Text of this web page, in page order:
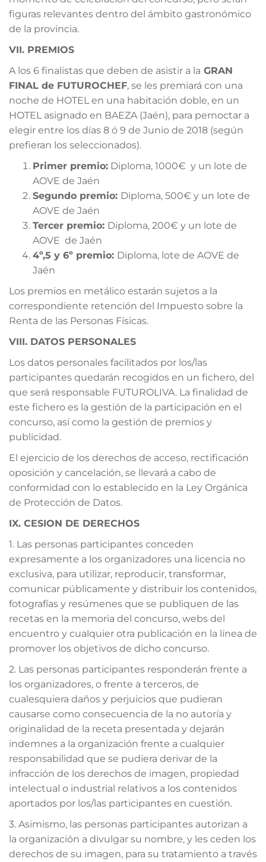
figuras relevantes dentro del ámbito gastronómico
de la provincia.
VII. PREMIOS
A los 6 finalistas que deben de asistir a la GRAN
FINAL de FUTUROCHEF, se les premiará con una
noche de HOTEL en una habitación doble, en un
HOTEL asignado en BAEZA (Jaén), para pernoctar a
elegir entre los días 8 ó 9 de Junio de 2018 (según
prefieran los seleccionados).
Primer premio: Diploma, 1000€ y un lote de
AOVE de Jaén
Segundo premio: Diploma, 500€ y un lote de
AOVE de Jaén
Tercer premio: Diploma, 200€ y un lote de
AOVE de Jaén
4º,5 y 6º premio: Diploma, lote de AOVE de
Jaén
Los premios en metálico estarán sujetos a la
correspondiente retención del Impuesto sobre la
Renta de las Personas Físicas.
VIII. DATOS PERSONALES
Los datos personales facilitados por los/las
participantes quedarán recogidos en un fichero, del
que será responsable FUTUROLIVA. La finalidad de
este fichero es la gestión de la participación en el
concurso, así como la gestión de premios y
publicidad.
El ejercicio de los derechos de acceso, rectificación
oposición y cancelación, se llevará a cabo de
conformidad con lo establecido en la Ley Orgánica
de Protección de Datos.
IX. CESION DE DERECHOS
1. Las personas participantes conceden
expresamente a los organizadores una licencia no
exclusiva, para utilizar, reproducir, transformar,
comunicar públicamente y distribuir los contenidos,
fotografías y resúmenes que se publiquen de las
recetas en la memoria del concurso, webs del
encuentro y cualquier otra publicación en la línea de
promover los objetivos de dicho concurso.
2. Las personas participantes responderán frente a
los organizadores, o frente a terceros, de
cualesquiera daños y perjuicios que pudieran
causarse como consecuencia de la no autoría y
originalidad de la receta presentada y dejarán
indemnes a la organización frente a cualquier
responsabilidad que se pudiera derivar de la
infracción de los derechos de imagen, propiedad
intelectual o industrial relativos a los contenidos
aportados por los/las participantes en cuestión.
3. Asimismo, las personas participantes autorizan a
la organización a divulgar su nombre, y les ceden los
derechos de su imagen, para su tratamiento a través